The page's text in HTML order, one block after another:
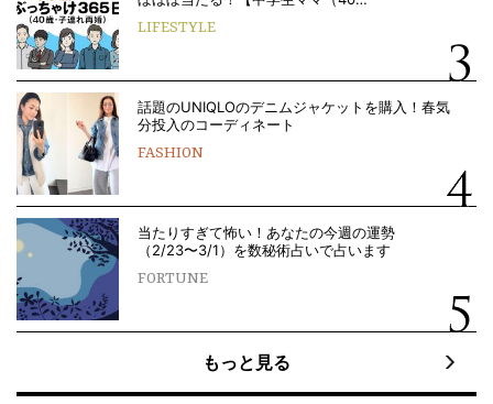
LIFESTYLE
話題のUNIQLOのデニムジャケットを購入！春気
分投入のコーディネート
FASHION
当たりすぎて怖い！あなたの今週の運勢
（2/23〜3/1）を数秘術占いで占います
FORTUNE
もっと見る